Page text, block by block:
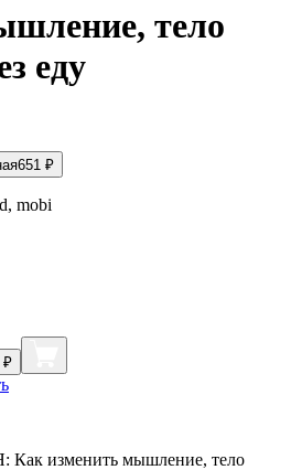
тело
еду
651 ₽
mobi
₽
: Как изменить мышление, тело